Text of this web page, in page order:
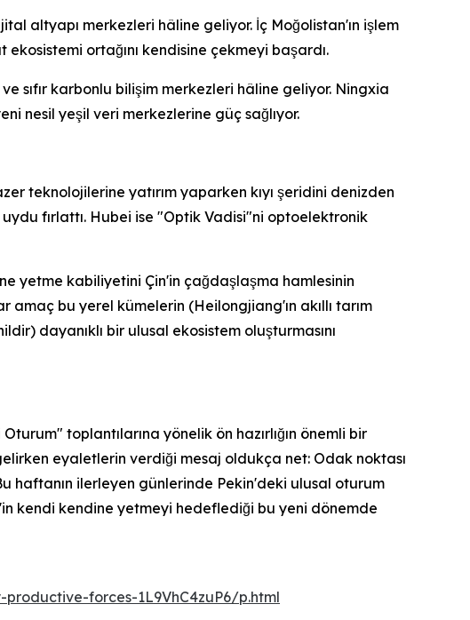
altyapı merkezleri hâline geliyor. İç Moğolistan'ın işlem
ortağını kendisine çekmeyi başardı.
sıfır karbonlu bilişim merkezleri hâline geliyor. Ningxia
nesil yeşil veri merkezlerine güç sağlıyor.
teknolojilerine yatırım yaparken kıyı şeridini denizden
fırlattı. Hubei ise "Optik Vadisi"ni optoelektronik
yetme kabiliyetini Çin'in çağdaşlaşma hamlesinin
amaç bu yerel kümelerin (Heilongjiang'ın akıllı tarım
dayanıklı bir ulusal ekosistem oluşturmasını
toplantılarına yönelik ön hazırlığın önemli bir
eyaletlerin verdiği mesaj oldukça net: Odak noktası
haftanın ilerleyen günlerinde Pekin'deki ulusal oturum
kendi kendine yetmeyi hedeflediği bu yeni dönemde
forces-1L9VhC4zuP6/p.html